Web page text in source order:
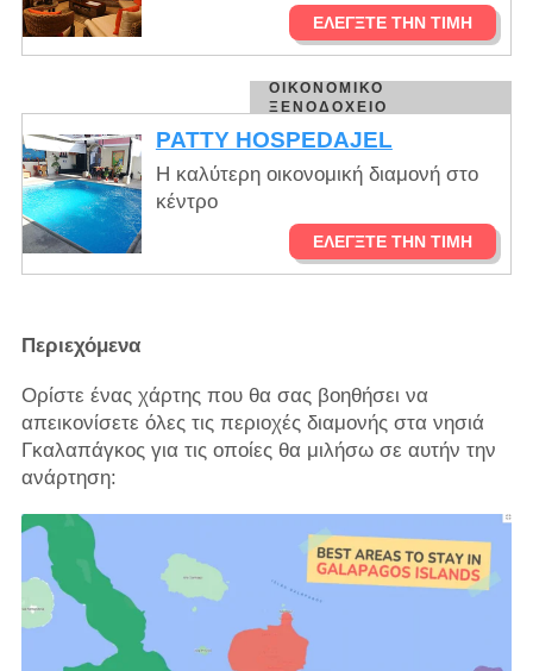
ΕΛΈΓΞΤΕ ΤΗΝ ΤΙΜΉ
ΟΙΚΟΝΟΜΙΚΌ
ΞΕΝΟΔΟΧΕΊΟ
PATTY HOSPEDAJEL
Η καλύτερη οικονομική διαμονή στο
κέντρο
ΕΛΈΓΞΤΕ ΤΗΝ ΤΙΜΉ
Περιεχόμενα
Ορίστε ένας χάρτης που θα σας βοηθήσει να
απεικονίσετε όλες τις περιοχές διαμονής στα νησιά
Γκαλαπάγκος για τις οποίες θα μιλήσω σε αυτήν την
ανάρτηση: